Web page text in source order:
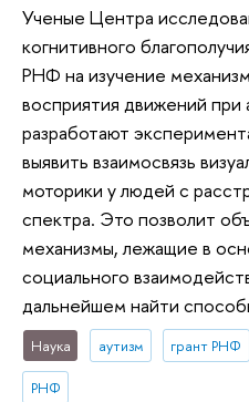
Ученые Центра
когнитивного
РНФ на изучение
восприятия движений
разработают
выявить взаимосвязь
моторики у людей с
спектра. Это позволит
механизмы, лежащие в
социального
дальнейшем найти
Наука аутизм грант РНФ
РНФ